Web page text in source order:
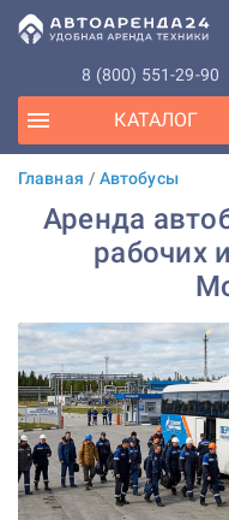
8 (800) 551-29-90
КАТАЛОГ
Главная / Автобусы
Аренда
рабочих